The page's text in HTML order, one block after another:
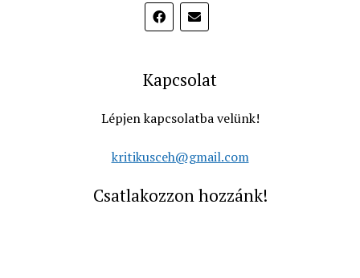
Kapcsolat
Lépjen kapcsolatba velünk!
kritikusceh@gmail.com
Csatlakozzon hozzánk!